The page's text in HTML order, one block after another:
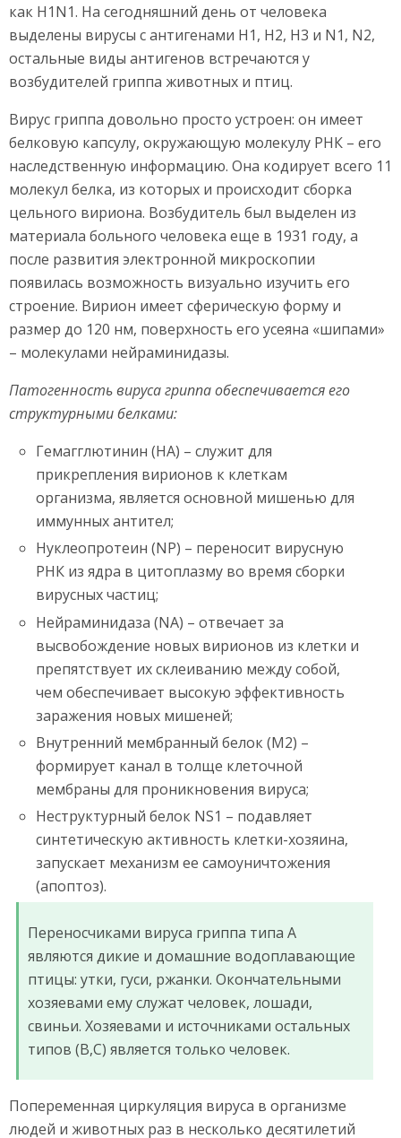
как H1N1. На сегодняшний день от человека
выделены вирусы с антигенами H1, H2, H3 и N1, N2,
остальные виды антигенов встречаются у
возбудителей гриппа животных и птиц.
Вирус гриппа довольно просто устроен: он имеет
белковую капсулу, окружающую молекулу РНК – его
наследственную информацию. Она кодирует всего 11
молекул белка, из которых и происходит сборка
цельного вириона. Возбудитель был выделен из
материала больного человека еще в 1931 году, а
после развития электронной микроскопии
появилась возможность визуально изучить его
строение. Вирион имеет сферическую форму и
размер до 120 нм, поверхность его усеяна «шипами»
– молекулами нейраминидазы.
Патогенность вируса гриппа обеспечивается его
структурными белками:
Гемагглютинин (НА) – служит для
прикрепления вирионов к клеткам
организма, является основной мишенью для
иммунных антител;
Нуклеопротеин (NP) – переносит вирусную
РНК из ядра в цитоплазму во время сборки
вирусных частиц;
Нейраминидаза (NA) – отвечает за
высвобождение новых вирионов из клетки и
препятствует их склеиванию между собой,
чем обеспечивает высокую эффективность
заражения новых мишеней;
Внутренний мембранный белок (М2) –
формирует канал в толще клеточной
мембраны для проникновения вируса;
Неструктурный белок NS1 – подавляет
синтетическую активность клетки-хозяина,
запускает механизм ее самоуничтожения
(апоптоз).
Переносчиками вируса гриппа типа А
являются дикие и домашние водоплавающие
птицы: утки, гуси, ржанки. Окончательными
хозяевами ему служат человек, лошади,
свиньи. Хозяевами и источниками остальных
типов (В,С) является только человек.
Попеременная циркуляция вируса в организме
людей и животных раз в несколько десятилетий